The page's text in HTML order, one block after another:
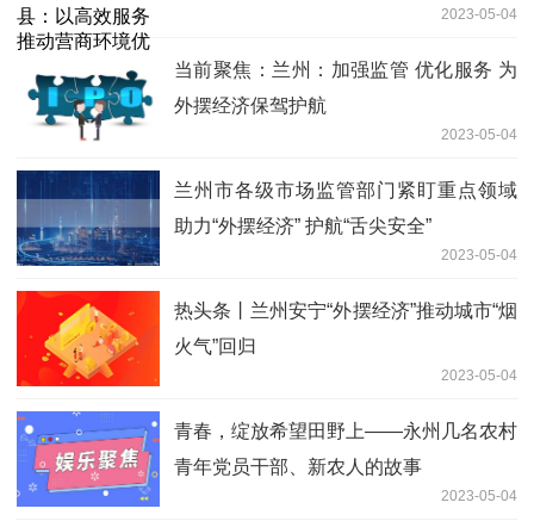
2023-05-04
当前聚焦：兰州：加强监管 优化服务 为
外摆经济保驾护航
2023-05-04
兰州市各级市场监管部门紧盯重点领域
助力“外摆经济” 护航“舌尖安全”
2023-05-04
热头条丨兰州安宁“外摆经济”推动城市“烟
火气”回归
2023-05-04
青春，绽放希望田野上——永州几名农村
青年党员干部、新农人的故事
2023-05-04